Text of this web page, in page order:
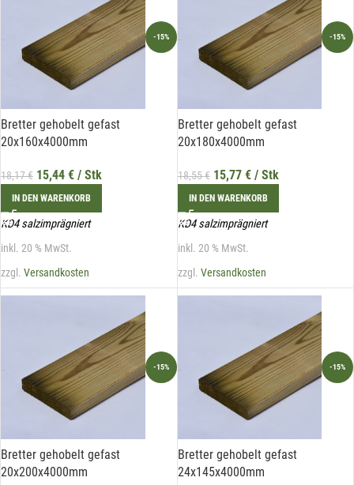
-15%
Bretter gehobelt gefast
20x160x4000mm
18,17€ 15,44 € / Stk
IN DEN WARENKORB
KD4 salzimprägniert
inkl. 20 % MwSt.
zzgl. Versandkosten
-15%
Bretter gehobelt gefast
20x180x4000mm
18,55€ 15,77 €/ Stk
IN DEN WARENKORB
KD4 salzimprägniert
inkl. 20 % MwSt.
zzgl. Versandkosten
-15%
Bretter gehobelt gefast
20x200x4000mm
-15%
Bretter gehobelt gefast
24x145x4000mm
Mit unserem Newsletter sind Sie
immer top-informiert über
Veranstaltungen und Aktionen
unseres Unternehmens.
Hiermit erkläre ich mich damit einverstanden, dass die Daten